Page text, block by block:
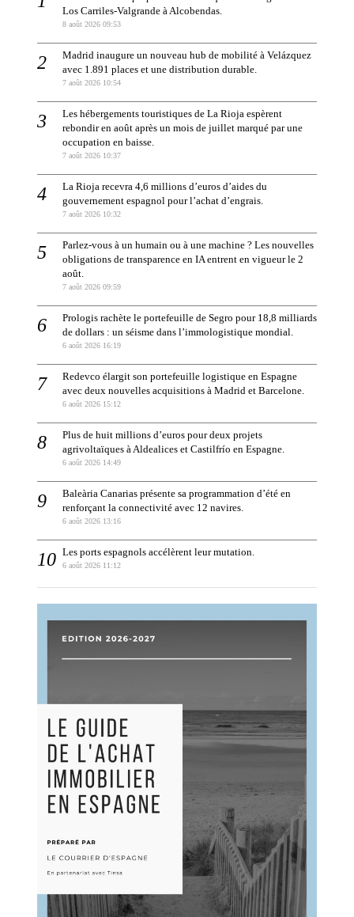
Los Carriles-Valgrande à Alcobendas.
8 août 2026 09:53
Madrid inaugure un nouveau hub de mobilité à Velázquez
avec 1.891 places et une distribution durable.
7 août 2026 10:54
Les hébergements touristiques de La Rioja espèrent
rebondir en août après un mois de juillet marqué par une
occupation en baisse.
7 août 2026 10:37
La Rioja recevra 4,6 millions d’euros d’aides du
gouvernement espagnol pour l’achat d’engrais.
7 août 2026 10:32
Parlez-vous à un humain ou à une machine ? Les nouvelles
obligations de transparence en IA entrent en vigueur le 2
août.
7 août 2026 09:59
Prologis rachète le portefeuille de Segro pour 18,8 milliards
de dollars : un séisme dans l’immologistique mondial.
6 août 2026 16:19
Redevco élargit son portefeuille logistique en Espagne
avec deux nouvelles acquisitions à Madrid et Barcelone.
6 août 2026 15:12
Plus de huit millions d’euros pour deux projets
agrivoltaïques à Aldealices et Castilfrío en Espagne.
6 août 2026 14:49
Baleària Canarias présente sa programmation d’été en
renforçant la connectivité avec 12 navires.
6 août 2026 13:16
Les ports espagnols accélèrent leur mutation.
6 août 2026 11:12